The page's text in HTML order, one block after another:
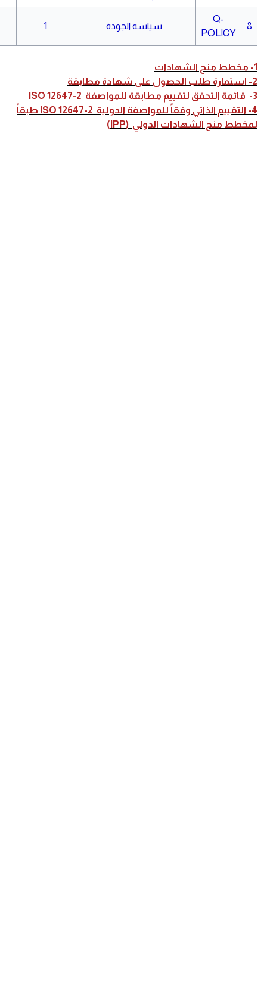
1
Q-
POLICY
8
1- مخطط منح الشهادات
2- استمارة طلب الحصول على شهادة مطابقة
3- قائمة التحقق لتقييم مطابقة للمواصفة ISO 12647-2
4- التقييم الذاتي وفقاً للمواصفة الدولية ISO 12647-2 طبقاً
لمخطط منح الشهادات الدولي (IPP)